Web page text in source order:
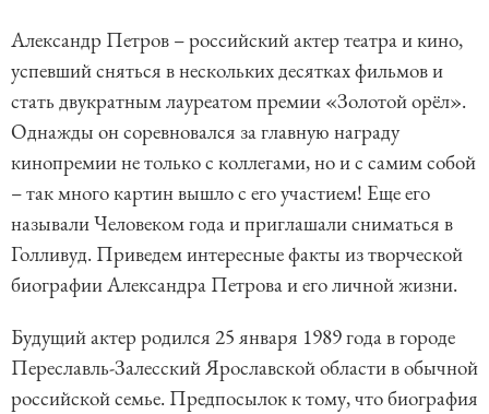
Александр Петров – российский актер театра и кино,
успевший сняться в нескольких десятках фильмов и
стать двукратным лауреатом премии «Золотой орёл».
Однажды он соревновался за главную награду
кинопремии не только с коллегами, но и с самим собой
– так много картин вышло с его участием! Еще его
называли Человеком года и приглашали сниматься в
Голливуд. Приведем интересные факты из творческой
биографии Александра Петрова и его личной жизни.
Будущий актер родился 25 января 1989 года в городе
Переславль-Залесский Ярославской области в обычной
российской семье. Предпосылок к тому, что биография